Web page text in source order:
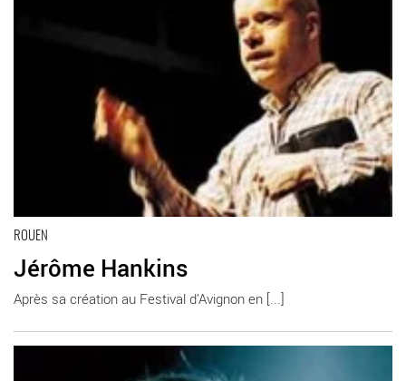
ROUEN
Jérôme Hankins
Après sa création au Festival d’Avignon en [...]
En savoir plus